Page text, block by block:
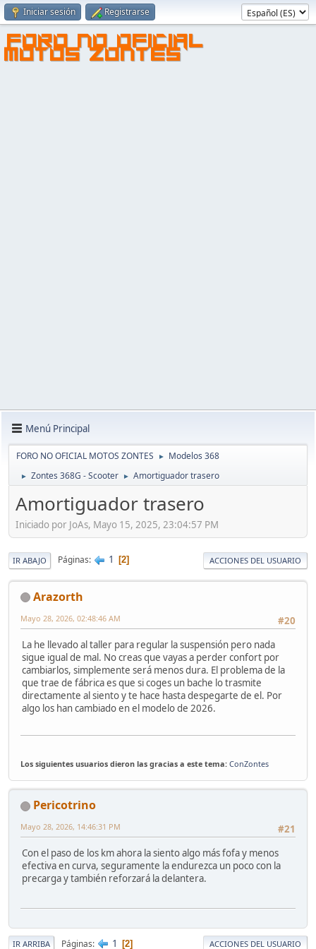
Iniciar sesión Registrarse
FORO NO OFICIAL
MOTOS ZONTES
Menú Principal
FORO NO OFICIAL MOTOS ZONTES ► Modelos 368
► Zontes 368G - Scooter ► Amortiguador trasero
Amortiguador trasero
Iniciado por JoAs, Mayo 15, 2025, 23:04:57 PM
IR ABAJO Páginas 1 2 ACCIONES DEL USUARIO
Arazorth
#20
Mayo 28, 2026, 02:48:46 AM
La he llevado al taller para regular la suspensión pero nada
sigue igual de mal. No creas que vayas a perder confort por
cambiarlos, simplemente será menos dura. El problema de la
que trae de fábrica es que si coges un bache lo trasmite
directamente al siento y te hace hasta despegarte de el. Por
algo los han cambiado en el modelo de 2026.
Los siguientes usuarios dieron las gracias a este tema: ConZontes
Pericotrino
#21
Mayo 28, 2026, 14:46:31 PM
Con el paso de los km ahora la siento algo más fofa y menos
efectiva en curva, seguramente la endurezca un poco con la
precarga y también reforzará la delantera.
IR ARRIBA Páginas 1 2 ACCIONES DEL USUARIO